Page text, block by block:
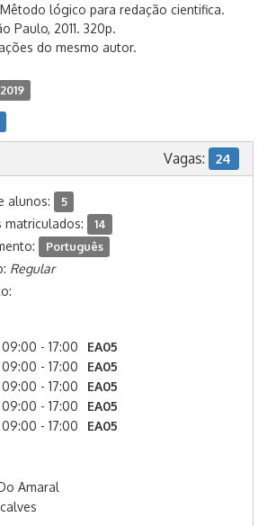
Mêtodo lógico para redação cientifica.
Paulo, 2011. 320p.
do mesmo autor.
2019
Vagas: 24
alunos: 5
matriculados: 14
Português
Regular
09:00 - 17:00
EA05
09:00 - 17:00
EA05
09:00 - 17:00
EA05
09:00 - 17:00
EA05
09:00 - 17:00
EA05
Amaral